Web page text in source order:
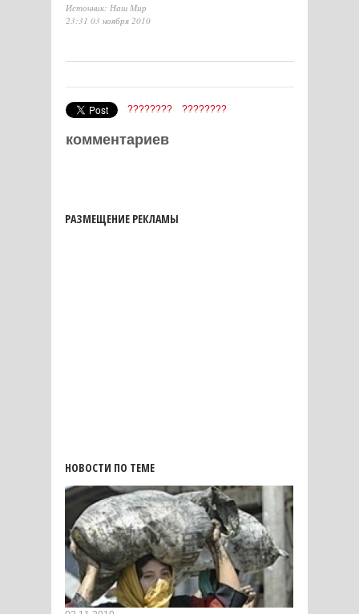
Источник: Наш Мир
23:31 03 ноября 2010
???????? ????????
комментариев
РАЗМЕЩЕНИЕ РЕКЛАМЫ
НОВОСТИ ПО ТЕМЕ